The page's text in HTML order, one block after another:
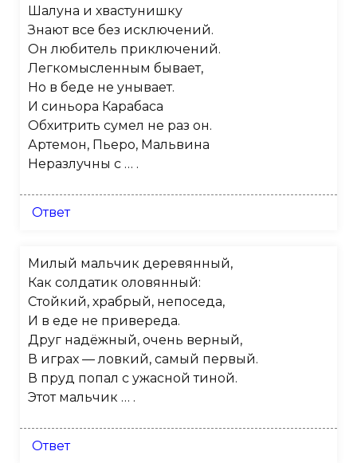
Шалуна и хвастунишку
Знают все без исключений.
Он любитель приключений.
Легкомысленным бывает,
Но в беде не унывает.
И синьора Карабаса
Обхитрить сумел не раз он.
Артемон, Пьеро, Мальвина
Неразлучны с … .
Ответ
Милый мальчик деревянный,
Как солдатик оловянный:
Стойкий, храбрый, непоседа,
И в еде не привереда.
Друг надёжный, очень верный,
В играх — ловкий, самый первый.
В пруд попал с ужасной тиной.
Этот мальчик … .
Ответ